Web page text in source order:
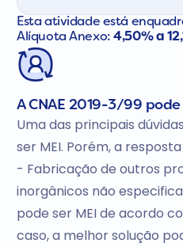
Esta atividade está
Alíquota Anexo:4,50% a
A CNAE 2019-3/99 pode
Uma das principais
ser MEI. Porém, a
- Fabricação de outros
inorgânicos não
pode ser MEI de acordo
caso, a melhor solução